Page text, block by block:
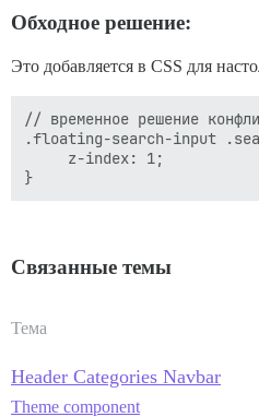
Обходное решение:
Это добавляется в CSS для
// временное решение
.floating-search-input
     z-index: 1;
Связанные темы
Тема
Header Categories Navbar
Theme component